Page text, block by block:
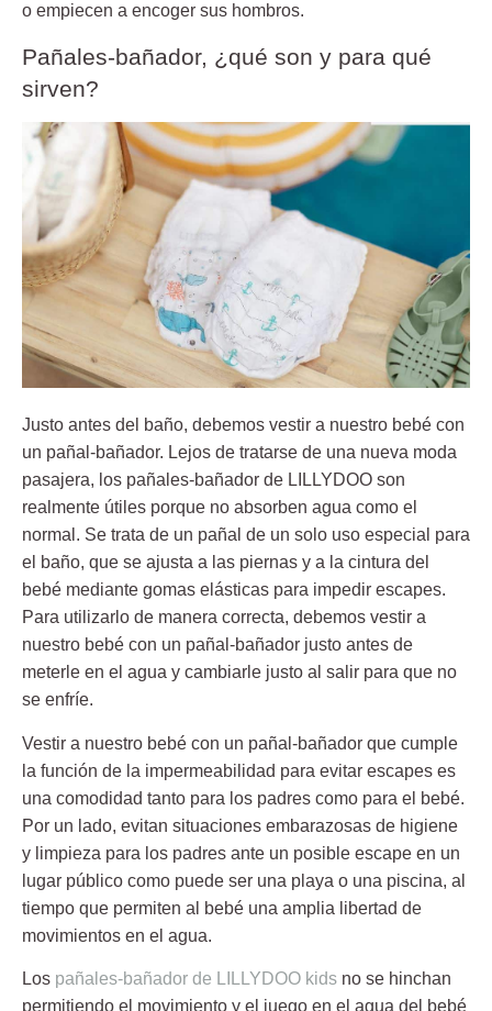
o empiecen a encoger sus hombros.
Pañales-bañador, ¿qué son y para qué
sirven?
Justo antes del baño, debemos vestir a nuestro bebé con
un pañal-bañador. Lejos de tratarse de una nueva moda
pasajera, los pañales-bañador de LILLYDOO son
realmente útiles porque no absorben agua como el
normal. Se trata de un pañal de un solo uso especial para
el baño, que se ajusta a las piernas y a la cintura del
bebé mediante gomas elásticas para impedir escapes.
Para utilizarlo de manera correcta, debemos vestir a
nuestro bebé con un pañal-bañador justo antes de
meterle en el agua y cambiarle justo al salir para que no
se enfríe.
Vestir a nuestro bebé con un pañal-bañador que cumple
la función de la impermeabilidad para evitar escapes es
una comodidad tanto para los padres como para el bebé.
Por un lado, evitan situaciones embarazosas de higiene
y limpieza para los padres ante un posible escape en un
lugar público como puede ser una playa o una piscina, al
tiempo que permiten al bebé una amplia libertad de
movimientos en el agua.
Los pañales-bañador de LILLYDOO kids no se hinchan
permitiendo el movimiento y el juego en el agua del bebé